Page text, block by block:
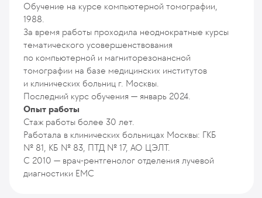
Обучение на курсе компьютерной томографии,
1988.
За время работы проходила неоднократные курсы
тематического усовершенствования
по компьютерной и магниторезонансной
томографии на базе медицинских институтов
и клинических больниц г. Москвы.
Последний курс обучения — январь 2024.
Опыт работы
Стаж работы более 30 лет.
Работала в клинических больницах Москвы: ГКБ
№ 81, КБ № 83, ПТД № 17, АО ЦЭЛТ.
С 2010 — врач-рентгенолог отделения лучевой
диагностики ЕМС